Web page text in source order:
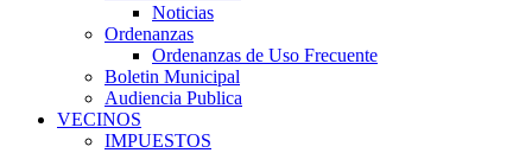
Noticias
Ordenanzas
Ordenanzas de Uso Frecuente
Boletin Municipal
Audiencia Publica
VECINOS
IMPUESTOS